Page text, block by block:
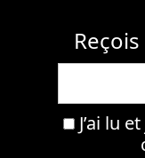
J’ai lu